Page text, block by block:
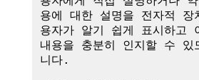
용에 대한 설명을 전자적 장
용자가 알기 쉽게 표시하고
내용을 충분히 인지할 수 있
니다.